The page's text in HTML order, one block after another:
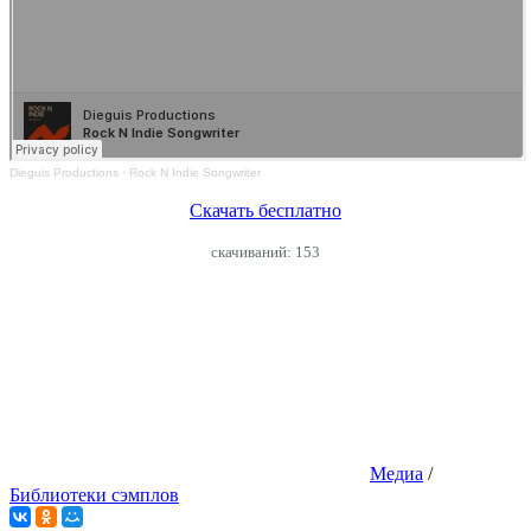
Dieguis Productions · Rock N Indie Songwriter
Скачать бесплатно
cкачиваний: 153
Медиа /
Библиотеки сэмплов